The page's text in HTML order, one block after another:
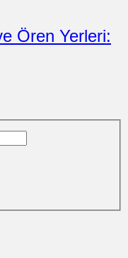
Ören Yerleri: